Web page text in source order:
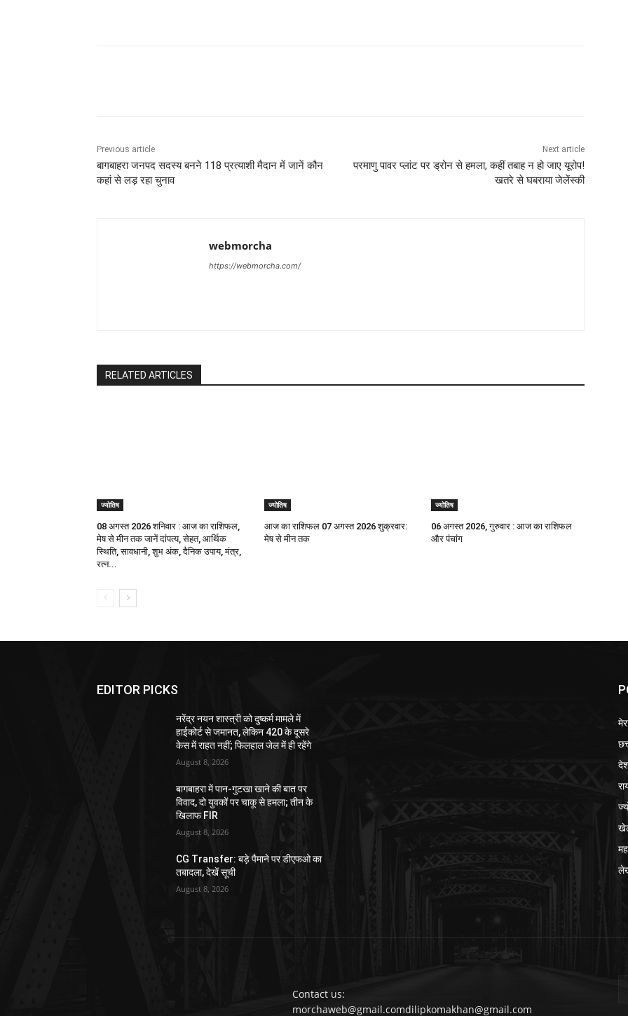
Previous article
बागबाहरा जनपद सदस्य बनने 118 प्रत्याशी मैदान में जानें कौन
कहां से लड़ रहा चुनाव
Next article
परमाणु पावर प्लांट पर ड्रोन से हमला, कहीं तबाह न हो जाए यूरोप!
खतरे से घबराया जेलेंस्की
webmorcha
https://webmorcha.com/
RELATED ARTICLES
ज्योतिष
08 अगस्त 2026 शनिवार : आज का राशिफल,
मेष से मीन तक जानें दांपत्य, सेहत, आर्थिक
स्थिति, सावधानी, शुभ अंक, दैनिक उपाय, मंत्र,
रत्न...
ज्योतिष
आज का राशिफल 07 अगस्त 2026 शुक्रवार:
मेष से मीन तक
ज्योतिष
06 अगस्त 2026, गुरुवार : आज का राशिफल
और पंचांग
EDITOR PICKS
नरेंद्र नयन शास्त्री को दुष्कर्म मामले में
हाईकोर्ट से जमानत, लेकिन 420 के दूसरे
केस में राहत नहीं; फिलहाल जेल में ही रहेंगे
August 8, 2026
बागबाहरा में पान-गुटखा खाने की बात पर
विवाद, दो युवकों पर चाकू से हमला; तीन के
खिलाफ FIR
August 8, 2026
CG Transfer: बड़े पैमाने पर डीएफओ का
तबादला, देखें सूची
August 8, 2026
Contact us:
morchaweb@gmail.comdilipkomakhan@gmail.com